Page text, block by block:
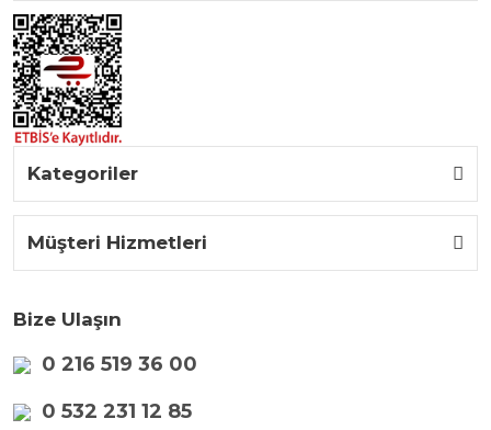
Kategoriler
Müşteri Hizmetleri
Bize Ulaşın
0 216 519 36 00
0 532 231 12 85